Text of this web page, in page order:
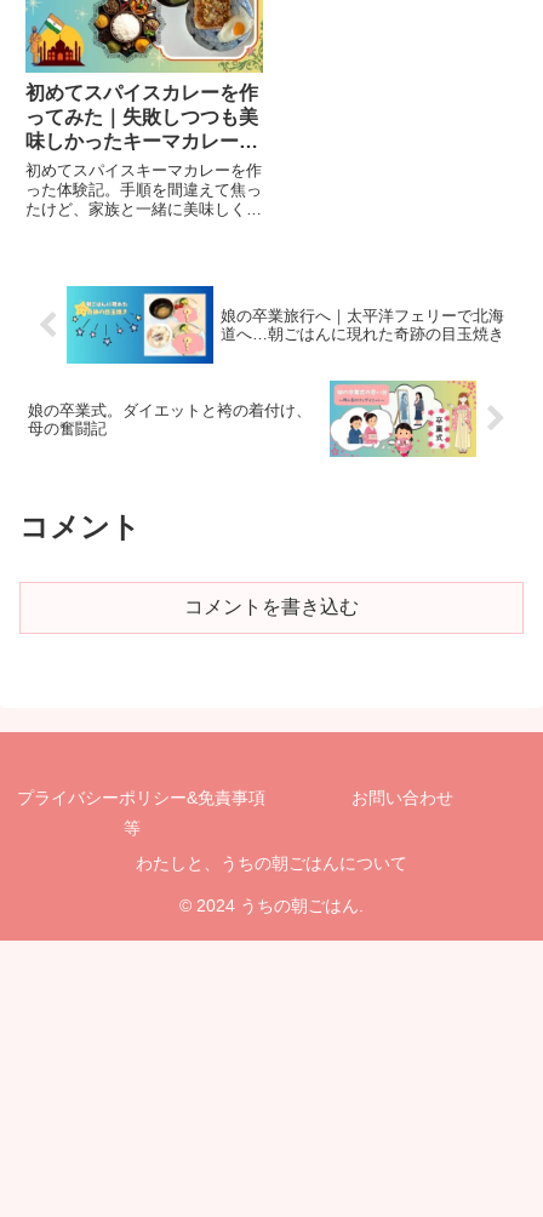
初めてスパイスカレーを作
ってみた｜失敗しつつも美
味しかったキーマカレー体
験
初めてスパイスキーマカレーを作
った体験記。手順を間違えて焦っ
たけど、家族と一緒に美味しくい
娘の卒業旅行へ｜太平洋フェリーで北海
道へ…朝ごはんに現れた奇跡の目玉焼き
娘の卒業式。ダイエットと袴の着付け、
母の奮闘記
コメント
コメントを書き込む
プライバシーポリシー&免責事項
等
お問い合わせ
わたしと、うちの朝ごはんについて
© 2024 うちの朝ごはん.